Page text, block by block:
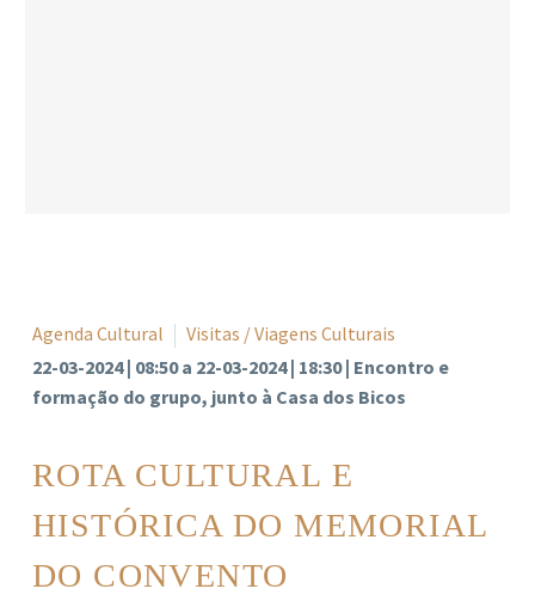
Agenda Cultural
Visitas / Viagens Culturais
22-03-2024 | 08:50 a 22-03-2024 | 18:30 | Encontro e
formação do grupo, junto à Casa dos Bicos
ROTA CULTURAL E
HISTÓRICA DO MEMORIAL
DO CONVENTO